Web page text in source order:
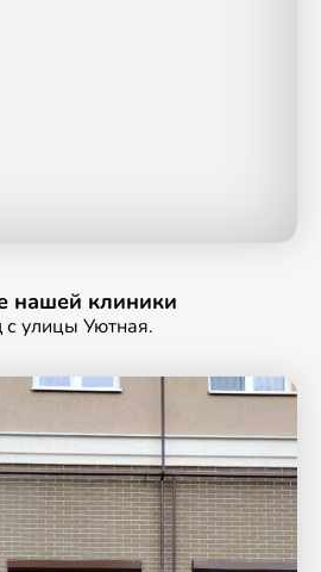
нашей клиники
с улицы Уютная.